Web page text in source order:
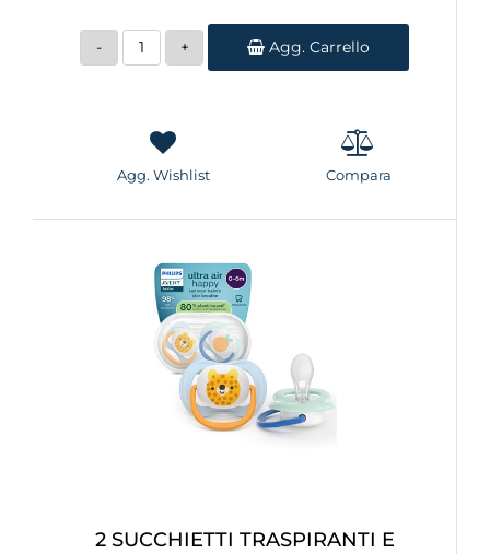
Quantità
Agg. Carrello
Agg. Wishlist Compara
2 SUCCHIETTI TRASPIRANTI E